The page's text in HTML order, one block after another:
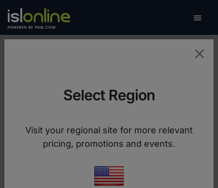

Si quieres acceder a una demo, conocer qué
una propuesta o implemente preguntar dudas,
estamos aquí para ti.
Select Region
Visit your regional site for more relevant
pricing, promotions and events.